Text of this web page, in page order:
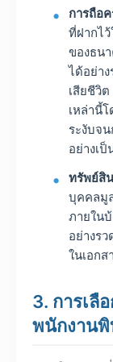
การถือ
ที่ฝากไ
ของธน
ได้อย่า
เสียชีวิ
เหล่านี้
ระงับจ
อย่างเป็
ทรัพย์สิ
บุคคลมู
ภายใน
อย่างรว
ในเอก
3. การเลื
พนักงาน